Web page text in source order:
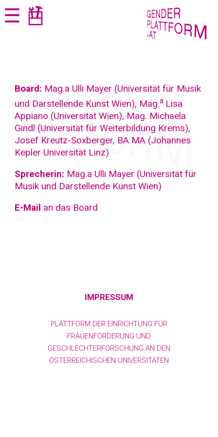
Zum
Seiteninhalt
Zur
Navigation
☰
Board: Mag.a Ulli Mayer (Universität für Musik
und Darstellende Kunst Wien), Mag.a Lisa
Appiano (Universität Wien), Mag. Michaela
Gindl (Universität für Weiterbildung Krems),
Josef Kreutz-Soxberger, BA MA (Johannes
Kepler Universität Linz)
Sprecherin: Mag.a Ulli Mayer (Universität für
Musik und Darstellende Kunst Wien)
E-Mail an das Board
IMPRESSUM
PLATTFORM DER EINRICHTUNG FÜR
FRAUENFÖRDERUNG UND
GESCHLECHTERFORSCHUNG AN DEN
ÖSTERREICHISCHEN UNIVERSITÄTEN